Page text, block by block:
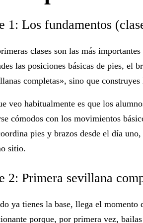
1: Los fundamentos
clases son las más
las posiciones básicas de pies, el
completas», sino que
veo habitualmente es que los
cómodos con los movimientos
pies y brazos desde el día
sitio.
2: Primera sevillana
ya tienes la base, llega el
porque, por primera vez,